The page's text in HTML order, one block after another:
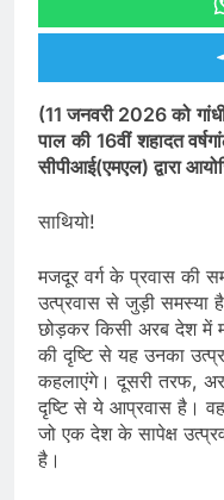
(11जनवरी 2026को
पाल की 16वीं शहादत
सीपीआई(एमएल)द्वारा
साथियो!
मजदूर वर्ग के प्रवास की
उत्प्रवास से जुड़ी समस्या
छोड़कर किसी अरब देश में
की दृष्टि से यह उनका
कहलाएंगे। दूसरी तरफ,
दृष्टि से ये आप्रवास है।
जो एक देश के सापेक्ष
है।